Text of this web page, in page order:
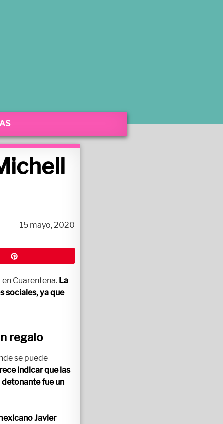
15 mayo, 2020
Cuarentena. La
sociales, ya que
regalo
se puede
indicar que las
fue un
Javier